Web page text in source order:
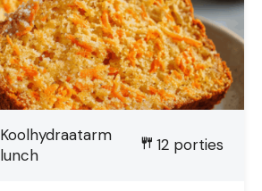
Koolhydraatarm
lunch
12porties